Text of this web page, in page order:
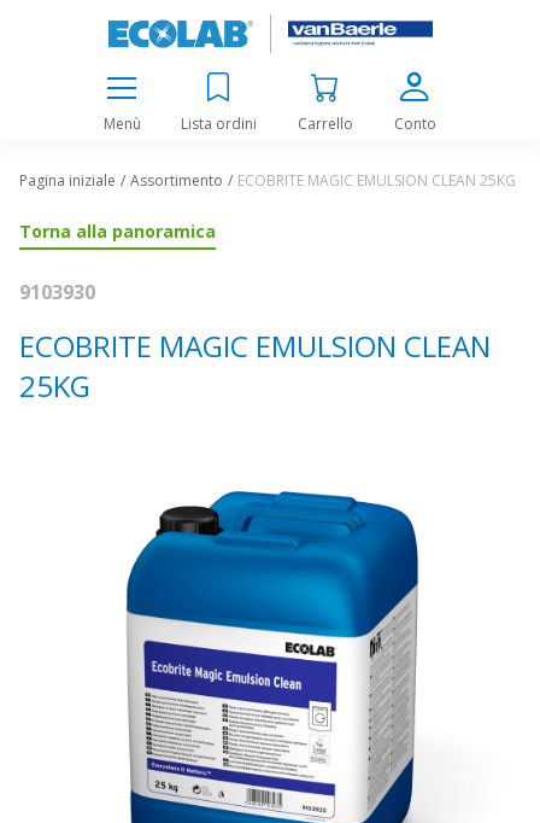
Menù Lista ordini Carrello Conto
Pagina iniziale Assortimento ECOBRITE MAGIC EMULSION CLEAN 25KG
Torna alla panoramica
9103930
ECOBRITE MAGIC EMULSION CLEAN
25KG